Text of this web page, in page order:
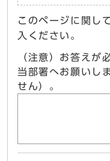
このページに関し
入ください。
（注意）お答えが
当部署へお願いし
せん）。